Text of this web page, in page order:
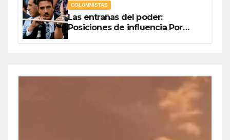
COLUMNISTAS
Las entrañas del poder:
Posiciones de influencia Por